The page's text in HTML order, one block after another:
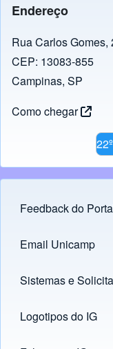
Endereço
Rua Carlos Gomes,
CEP: 13083-855
Campinas, SP
Como chegar
Footer menu
Feedback do
Links
Email Unicamp
(opens in new tab)
Sistemas e
(opens in new tab)
Logotipos do IG
(opens in new tab)